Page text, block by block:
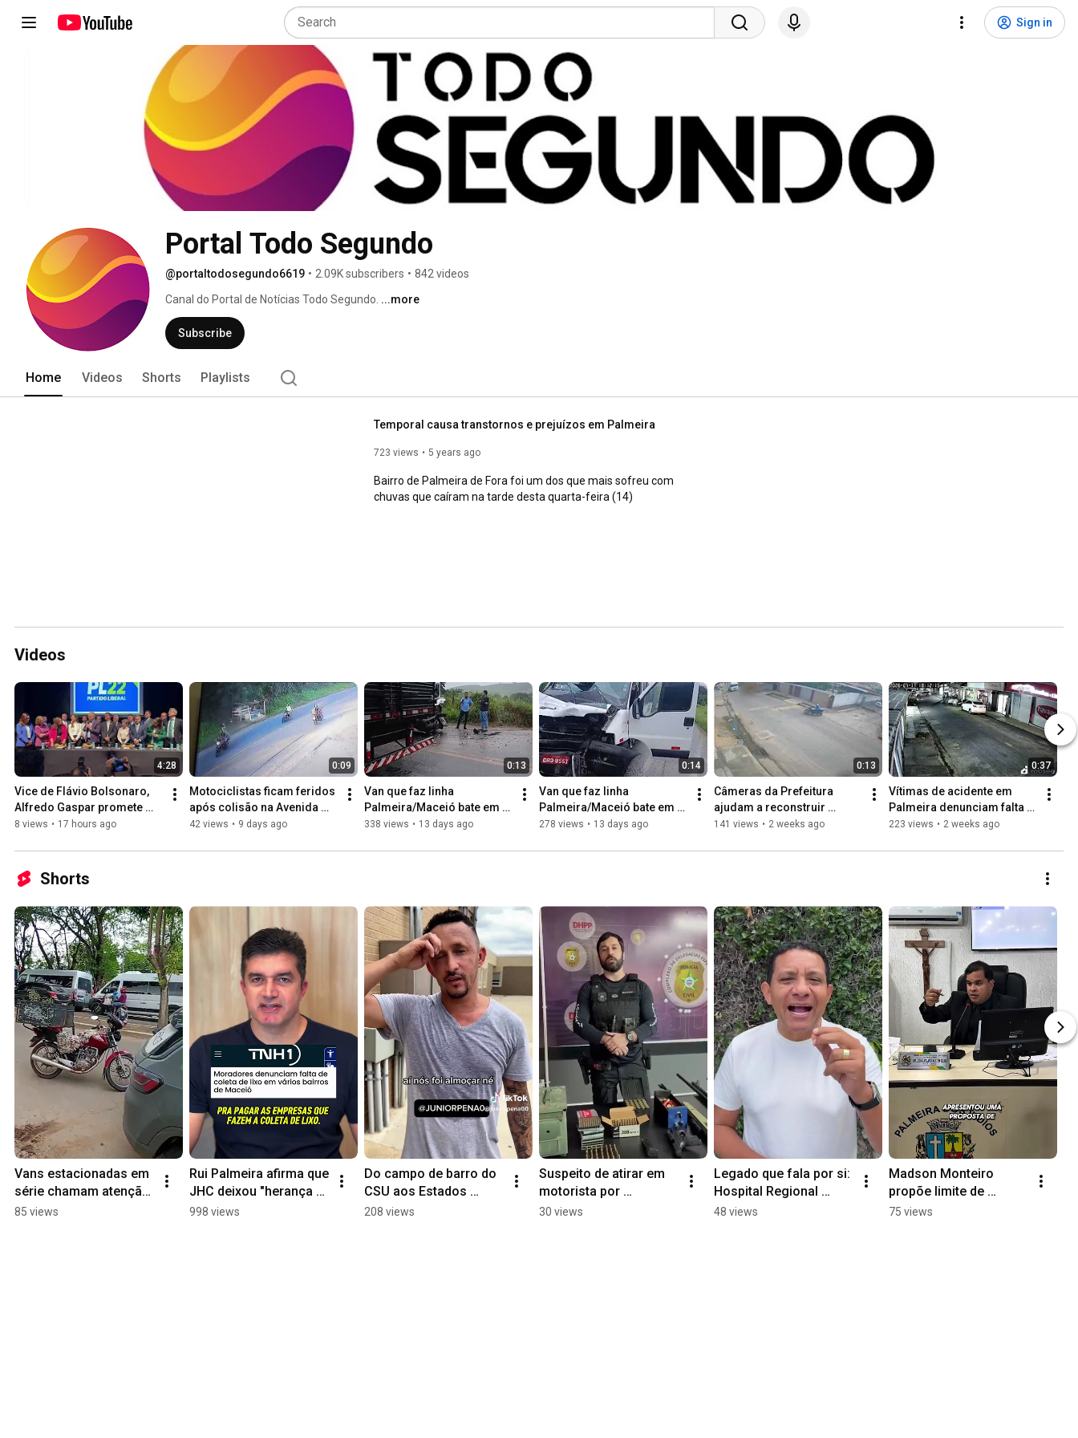
Sign in
Portal Todo Segundo
@portaltodosegundo6619 • 2.09K subscribers • 842 videos
Canal do Portal de Notícias Todo Segundo. ...more
Subscribe
Home Videos Shorts Playlists
Temporal causa transtornos e prejuízos em Palmeira
723 views 5 years ago
Bairro de Palmeira de Fora foi um dos que mais sofreu com
chuvas que caíram na tarde desta quarta-feira (14)
Videos
4:28
Vice de Flávio Bolsonaro,
Alfredo Gaspar promete
combate à corrupção
8 views • 17 hours ago
0:09
Motociclistas ficam feridos
após colisão na Avenida
Rotary, em Palmeira
42 views • 9 days ago
0:13
Van que faz linha
Palmeira/Maceió bate em
caçamba na BR-316 e deixa
Maribondo
338 views • 13 days ago
0:14
Van que faz linha
Palmeira/Maceió bate em
caçamba na BR-316 e deixa
278 views • 13 days ago
0:13
Câmeras da Prefeitura
ajudam a reconstruir
acidente que matou
141 views • 2 weeks ago
0:37
Vítimas de acidente em
Palmeira denunciam falta
de apoio por parte de
223 views • 2 weeks ago
Shorts
Vans estacionadas em
série chamam atenção
durante ato de JHC em
85 views
Rui Palmeira afirma que
JHC deixou "herança
maldita" e Prefeitura
998 views
Do campo de barro do
CSU aos Estados
Unidos: a virada de vida
208 views
Suspeito de atirar em
motorista por
aplicativo é preso com
30 views
Legado que fala por si:
Hospital Regional
reforça força política
48 views
Madson Monteiro
propõe limite de
gastos com shows em
75 views